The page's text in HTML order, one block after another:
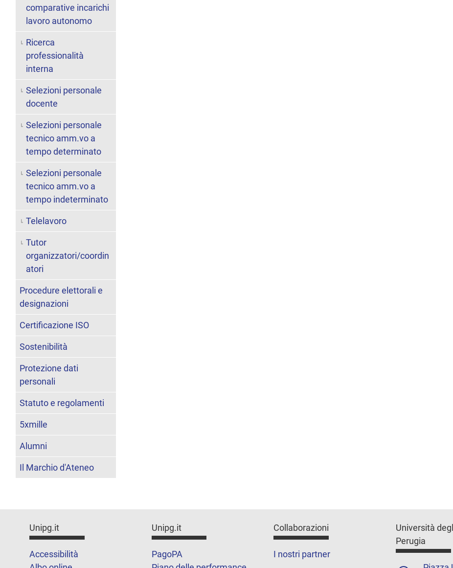
comparative incarichi
lavoro autonomo
Ricerca
professionalità
interna
Selezioni personale
docente
Selezioni personale
tecnico amm.vo a
tempo determinato
Selezioni personale
tecnico amm.vo a
tempo indeterminato
Telelavoro
Tutor
organizzatori/coordin
atori
Procedure elettorali e
designazioni
Certificazione ISO
Sostenibilità
Protezione dati
personali
Statuto e regolamenti
5xmille
Alumni
Il Marchio d'Ateneo
Unipg.it
Accessibilità
Unipg.it
PagoPA
Collaborazioni
I nostri partner
Università
Perugia